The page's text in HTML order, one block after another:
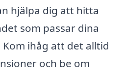
hjälpa dig att hitta
som passar dina
ihåg att det alltid
och be om